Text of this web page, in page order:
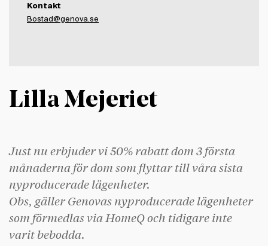
Kontakt
Bostad@genova.se
Lilla Mejeriet
Just nu erbjuder vi 50% rabatt dom 3 första
månaderna för dom som flyttar till våra sista
nyproducerade lägenheter.
Obs, gäller Genovas nyproducerade lägenheter
som förmedlas via HomeQ och tidigare inte
varit bebodda.